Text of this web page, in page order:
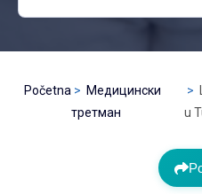
Početna
Медицински
третман
u